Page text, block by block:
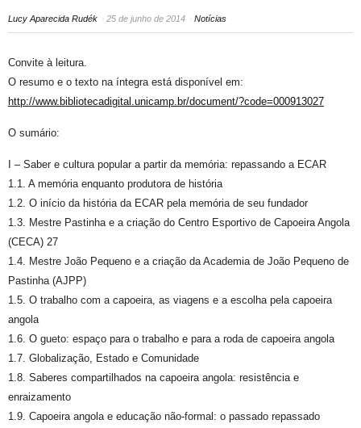
Lucy Aparecida Rudék 25 de junho de 2014 Notícias
Convite à leitura.
O resumo e o texto na íntegra está disponível em:
http://www.bibliotecadigital.unicamp.br/document/?code=000913027
O sumário:
I – Saber e cultura popular a partir da memória: repassando a ECAR
1.1. A memória enquanto produtora de história
1.2. O início da história da ECAR pela memória de seu fundador
1.3. Mestre Pastinha e a criação do Centro Esportivo de Capoeira Angola
(CECA) 27
1.4. Mestre João Pequeno e a criação da Academia de João Pequeno de
Pastinha (AJPP)
1.5. O trabalho com a capoeira, as viagens e a escolha pela capoeira
angola
1.6. O gueto: espaço para o trabalho e para a roda de capoeira angola
1.7. Globalização, Estado e Comunidade
1.8. Saberes compartilhados na capoeira angola: resistência e
enraizamento
1.9. Capoeira angola e educação não-formal: o passado repassado